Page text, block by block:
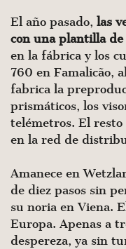
El año pasado, las
con una plantilla
en la fábrica y los
760 en Famalicão,
fabrica la
prismáticos, los
telémetros. El
en la red de
Amanece en
de diez pasos sin
su noria en Viena.
Europa. Apenas a
despereza, ya sin